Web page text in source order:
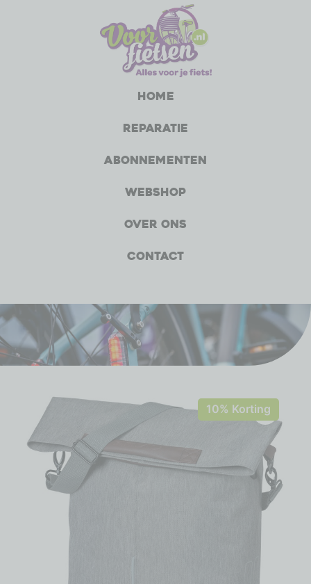
Home
Reparatie
Abonnementen
Webshop
Over ons
Contact
10% Korting